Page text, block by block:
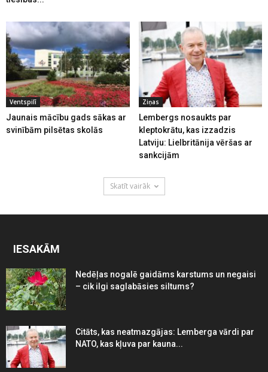
Ventspilī
Jaunais mācību gads sākas ar
svinībām pilsētas skolās
Ziņas
Lembergs nosaukts par
kleptokrātu, kas izzadzis
Latviju: Lielbritānija vēršas ar
sankcijām
Skatīt vairāk
IESAKĀM
Nedēļas nogalē gaidāms karstums un negaisi
– cik ilgi saglabāsies siltums?
Citāts, kas neatmazgājas: Lemberga vārdi par
NATO, kas kļuva par kauna...